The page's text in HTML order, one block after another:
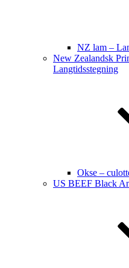
NZ lam –
New Zealandsk
Langtidsstegning
Okse –
US BEEF Black